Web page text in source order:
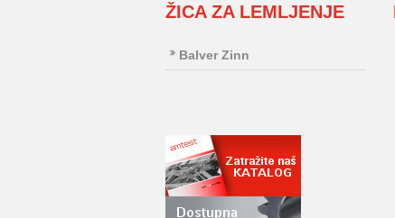
ŽICA ZA LEMLJENJE
Balver Zinn